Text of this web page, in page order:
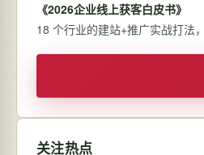
《2026企业线上获客白皮书》
18 个行业的建站+推广实战打法
关注热点